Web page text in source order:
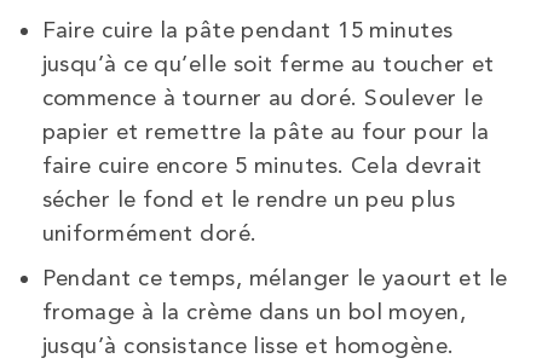
Faire cuire la pâte pendant 15 minutes
jusqu’à ce qu’elle soit ferme au toucher et
commence à tourner au doré. Soulever le
papier et remettre la pâte au four pour la
faire cuire encore 5 minutes. Cela devrait
sécher le fond et le rendre un peu plus
uniformément doré.
Pendant ce temps, mélanger le yaourt et le
fromage à la crème dans un bol moyen,
jusqu’à consistance lisse et homogène.